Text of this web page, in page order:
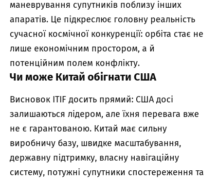
маневрування супутників поблизу інших
апаратів. Це підкреслює головну реальність
сучасної космічної конкуренції: орбіта стає не
лише економічним простором, а й
потенційним полем конфлікту.
Чи може Китай обігнати США
Висновок ITIF досить прямий: США досі
залишаються лідером, але їхня перевага вже
не є гарантованою. Китай має сильну
виробничу базу, швидке масштабування,
державну підтримку, власну навігаційну
систему, потужні супутники спостереження та